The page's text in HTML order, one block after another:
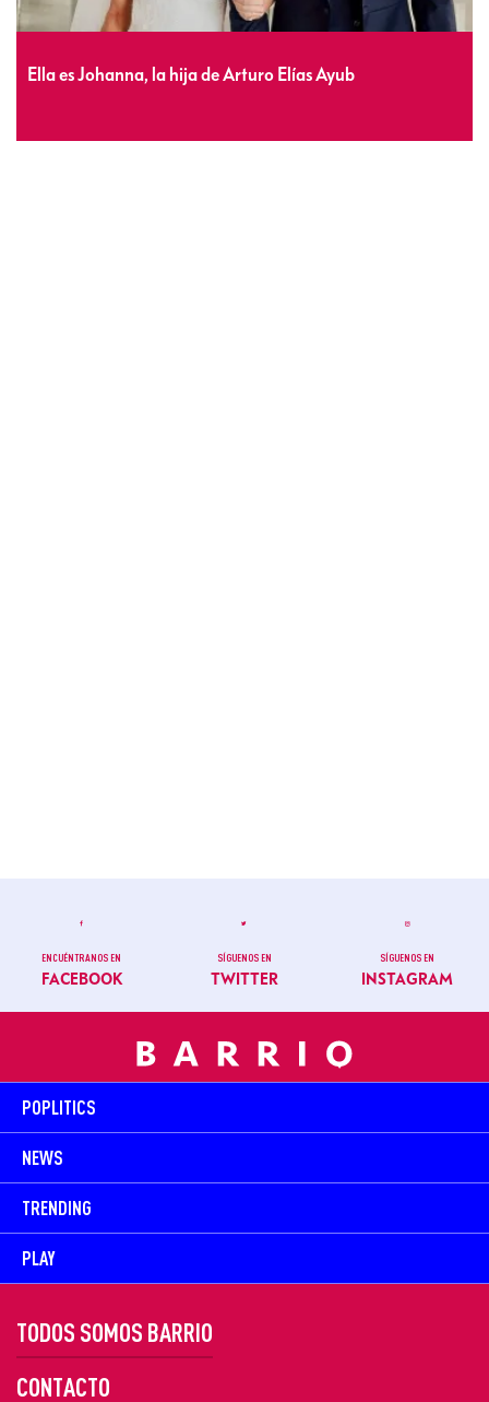
Ella es Johanna, la hija de Arturo Elías Ayub
ENCUÉNTRANOS EN
FACEBOOK
SÍGUENOS EN
TWITTER
SÍGUENOS EN
INSTAGRAM
POPLITICS
NEWS
TRENDING
PLAY
TODOS SOMOS BARRIO
CONTACTO